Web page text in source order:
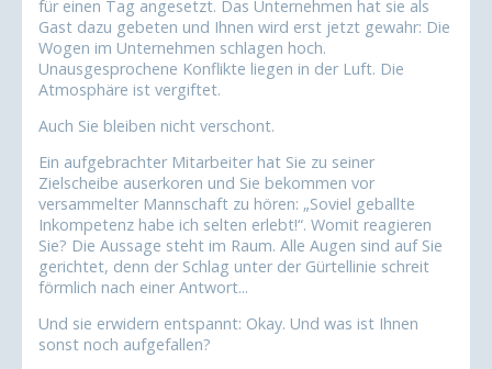
für einen Tag angesetzt. Das Unternehmen hat sie als
Gast dazu gebeten und Ihnen wird erst jetzt gewahr: Die
Wogen im Unternehmen schlagen hoch.
Unausgesprochene Konflikte liegen in der Luft. Die
Atmosphäre ist vergiftet.
Auch Sie bleiben nicht verschont.
Ein aufgebrachter Mitarbeiter hat Sie zu seiner
Zielscheibe auserkoren und Sie bekommen vor
versammelter Mannschaft zu hören: „Soviel geballte
Inkompetenz habe ich selten erlebt!“. Womit reagieren
Sie? Die Aussage steht im Raum. Alle Augen sind auf Sie
gerichtet, denn der Schlag unter der Gürtellinie schreit
förmlich nach einer Antwort...
Und sie erwidern entspannt: Okay. Und was ist Ihnen
sonst noch aufgefallen?